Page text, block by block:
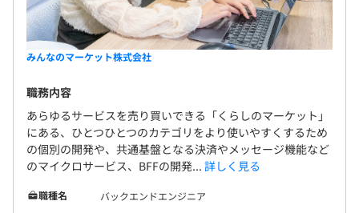
みんなのマーケット株式会社
職務内容
あらゆるサービスを売り買いできる「くらしのマーケット」
にある、ひとつひとつのカテゴリをより使いやすくするため
の個別の開発や、共通基盤となる決済やメッセージ機能など
のマイクロサービス、BFFの開発... 詳しく見る
職種名
バックエンドエンジニア